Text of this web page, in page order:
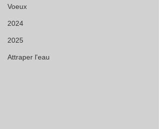
Voeux
2024
2025
Attraper l'eau